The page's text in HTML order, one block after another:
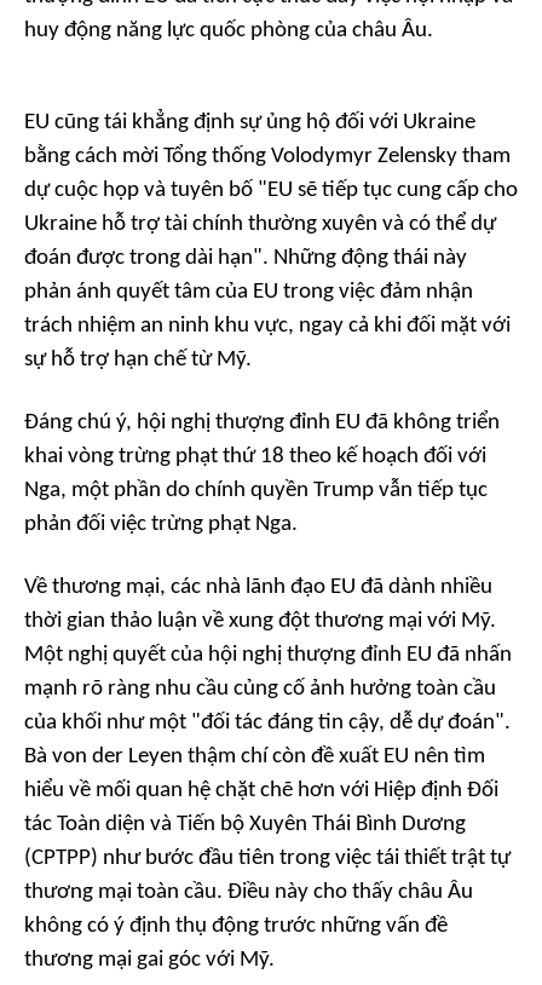
huy động năng lực quốc phòng của châu Âu.
EU cũng tái khẳng định sự ủng hộ đối với Ukraine
bằng cách mời Tổng thống Volodymyr Zelensky tham
dự cuộc họp và tuyên bố "EU sẽ tiếp tục cung cấp cho
Ukraine hỗ trợ tài chính thường xuyên và có thể dự
đoán được trong dài hạn". Những động thái này
phản ánh quyết tâm của EU trong việc đảm nhận
trách nhiệm an ninh khu vực, ngay cả khi đối mặt với
sự hỗ trợ hạn chế từ Mỹ.
Đáng chú ý, hội nghị thượng đỉnh EU đã không triển
khai vòng trừng phạt thứ 18 theo kế hoạch đối với
Nga, một phần do chính quyền Trump vẫn tiếp tục
phản đối việc trừng phạt Nga.
Về thương mại, các nhà lãnh đạo EU đã dành nhiều
thời gian thảo luận về xung đột thương mại với Mỹ.
Một nghị quyết của hội nghị thượng đỉnh EU đã nhấn
mạnh rõ ràng nhu cầu củng cố ảnh hưởng toàn cầu
của khối như một "đối tác đáng tin cậy, dễ dự đoán".
Bà von der Leyen thậm chí còn đề xuất EU nên tìm
hiểu về mối quan hệ chặt chẽ hơn với Hiệp định Đối
tác Toàn diện và Tiến bộ Xuyên Thái Bình Dương
(CPTPP) như bước đầu tiên trong việc tái thiết trật tự
thương mại toàn cầu. Điều này cho thấy châu Âu
không có ý định thụ động trước những vấn đề
thương mại gai góc với Mỹ.